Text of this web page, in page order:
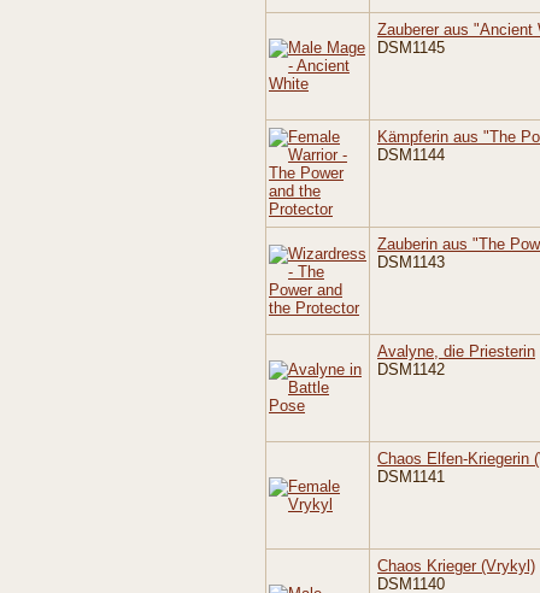
Zauberer aus "Ancient
DSM1145
Kämpferin aus "The
DSM1144
Zauberin aus "The
DSM1143
Avalyne, die Priesterin
DSM1142
Chaos Elfen-Kriegerin
DSM1141
Chaos Krieger (Vrykyl)
DSM1140